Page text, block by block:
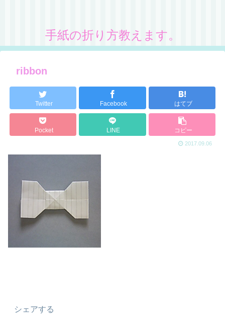
手紙の折り方教えます。
ribbon
Twitter Facebook はてブ
Pocket LINE コピー
2017.09.06
シェアする